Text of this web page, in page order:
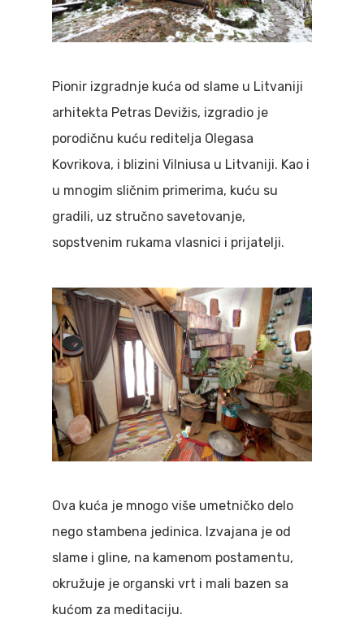
Pionir izgradnje kuća od slame u Litvaniji
arhitekta Petras Devižis, izgradio je
porodičnu kuću reditelja Olegasa
Kovrikova, i blizini Vilniusa u Litvaniji. Kao i
u mnogim sličnim primerima, kuću su
gradili, uz stručno savetovanje,
sopstvenim rukama vlasnici i prijatelji.
Ova kuća je mnogo više umetničko delo
nego stambena jedinica. Izvajana je od
slame i gline, na kamenom postamentu,
okružuje je organski vrt i mali bazen sa
kućom za meditaciju.